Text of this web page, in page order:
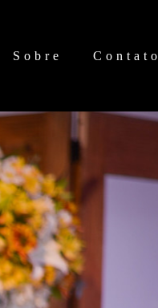
Sobre Contato